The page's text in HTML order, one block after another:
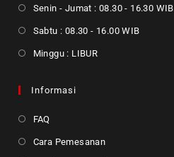
Senin - Jumat : 08.30 - 16.30 WIB
Sabtu : 08.30 - 16.00 WIB
Minggu : LIBUR
Informasi
FAQ
Cara Pemesanan